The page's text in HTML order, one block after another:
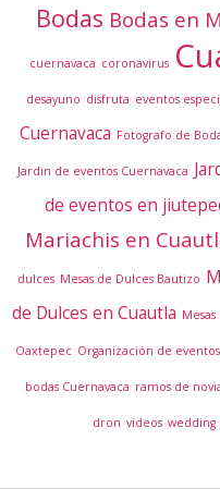
Bodas Bodas en
cuernavaca coronavirus
desayuno disfruta eventos
Cuernavaca Fotografo de
Jardin de eventos Cuernavaca
de eventos en
Mariachis en
dulces Mesas de Dulces Bautizo
de Dulces en Cuautla
Oaxtepec Organización de eventos
bodas Cuernavaca ramos de
dron videos wedding